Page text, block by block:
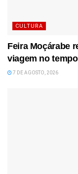
CULTURA
Feira Moçárabe
viagem no tempo
7 DE AGOSTO, 2026